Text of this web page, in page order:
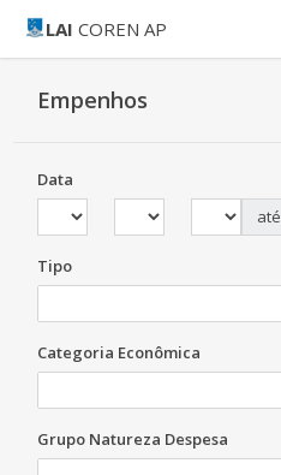
LAI COREN AP
Empenhos
Data
até
Tipo
Categoria Econômica
Grupo Natureza Despesa